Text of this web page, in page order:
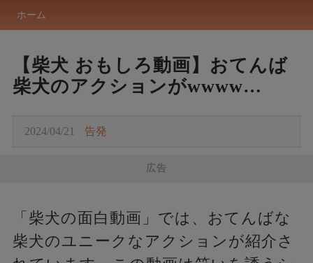
ホーム
【柴犬 おもしろ動画】おてんば
柴犬のアクションがwwww…
2024/04/21 告発
広告
「柴犬の面白動画」では、おてんばな
柴犬のユニークなアクションが紹介さ